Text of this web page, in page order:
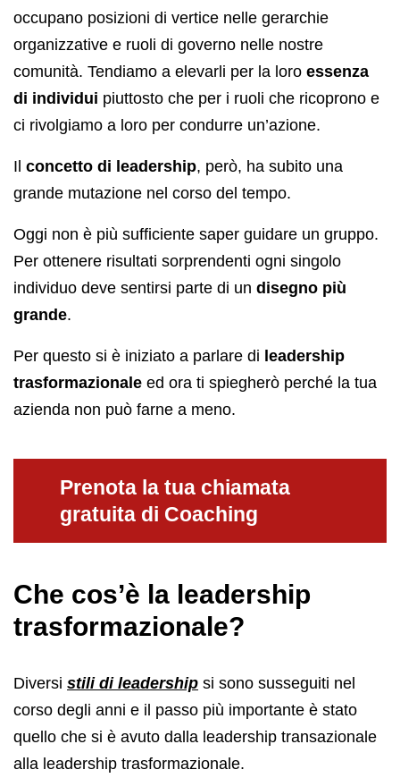
occupano posizioni di vertice nelle gerarchie
organizzative e ruoli di governo nelle nostre
comunità. Tendiamo a elevarli per la loro essenza
di individui piuttosto che per i ruoli che ricoprono e
ci rivolgiamo a loro per condurre un’azione.
Il concetto di leadership, però, ha subito una
grande mutazione nel corso del tempo.
Oggi non è più sufficiente saper guidare un gruppo.
Per ottenere risultati sorprendenti ogni singolo
individuo deve sentirsi parte di un disegno più
grande.
Per questo si è iniziato a parlare di leadership
trasformazionale ed ora ti spiegherò perché la tua
azienda non può farne a meno.
Prenota la tua chiamata
gratuita di Coaching
Che cos’è la leadership
trasformazionale?
Diversi stili di leadership si sono susseguiti nel
corso degli anni e il passo più importante è stato
quello che si è avuto dalla leadership transazionale
alla leadership trasformazionale.